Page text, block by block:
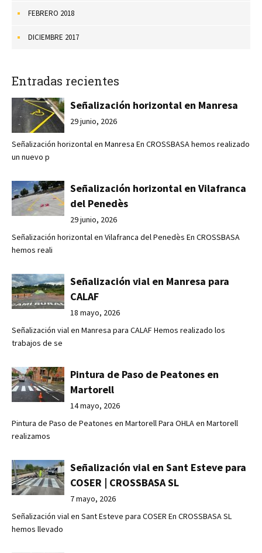
FEBRERO 2018
DICIEMBRE 2017
Entradas recientes
Señalización horizontal en Manresa
29 junio, 2026
Señalización horizontal en Manresa En CROSSBASA hemos realizado
un nuevo p
Señalización horizontal en Vilafranca
del Penedès
29 junio, 2026
Señalización horizontal en Vilafranca del Penedès En CROSSBASA
hemos reali
Señalización vial en Manresa para
CALAF
18 mayo, 2026
Señalización vial en Manresa para CALAF Hemos realizado los
trabajos de se
Pintura de Paso de Peatones en
Martorell
14 mayo, 2026
Pintura de Paso de Peatones en Martorell Para OHLA en Martorell
realizamos
Señalización vial en Sant Esteve para
COSER | CROSSBASA SL
7 mayo, 2026
Señalización vial en Sant Esteve para COSER En CROSSBASA SL
hemos llevado